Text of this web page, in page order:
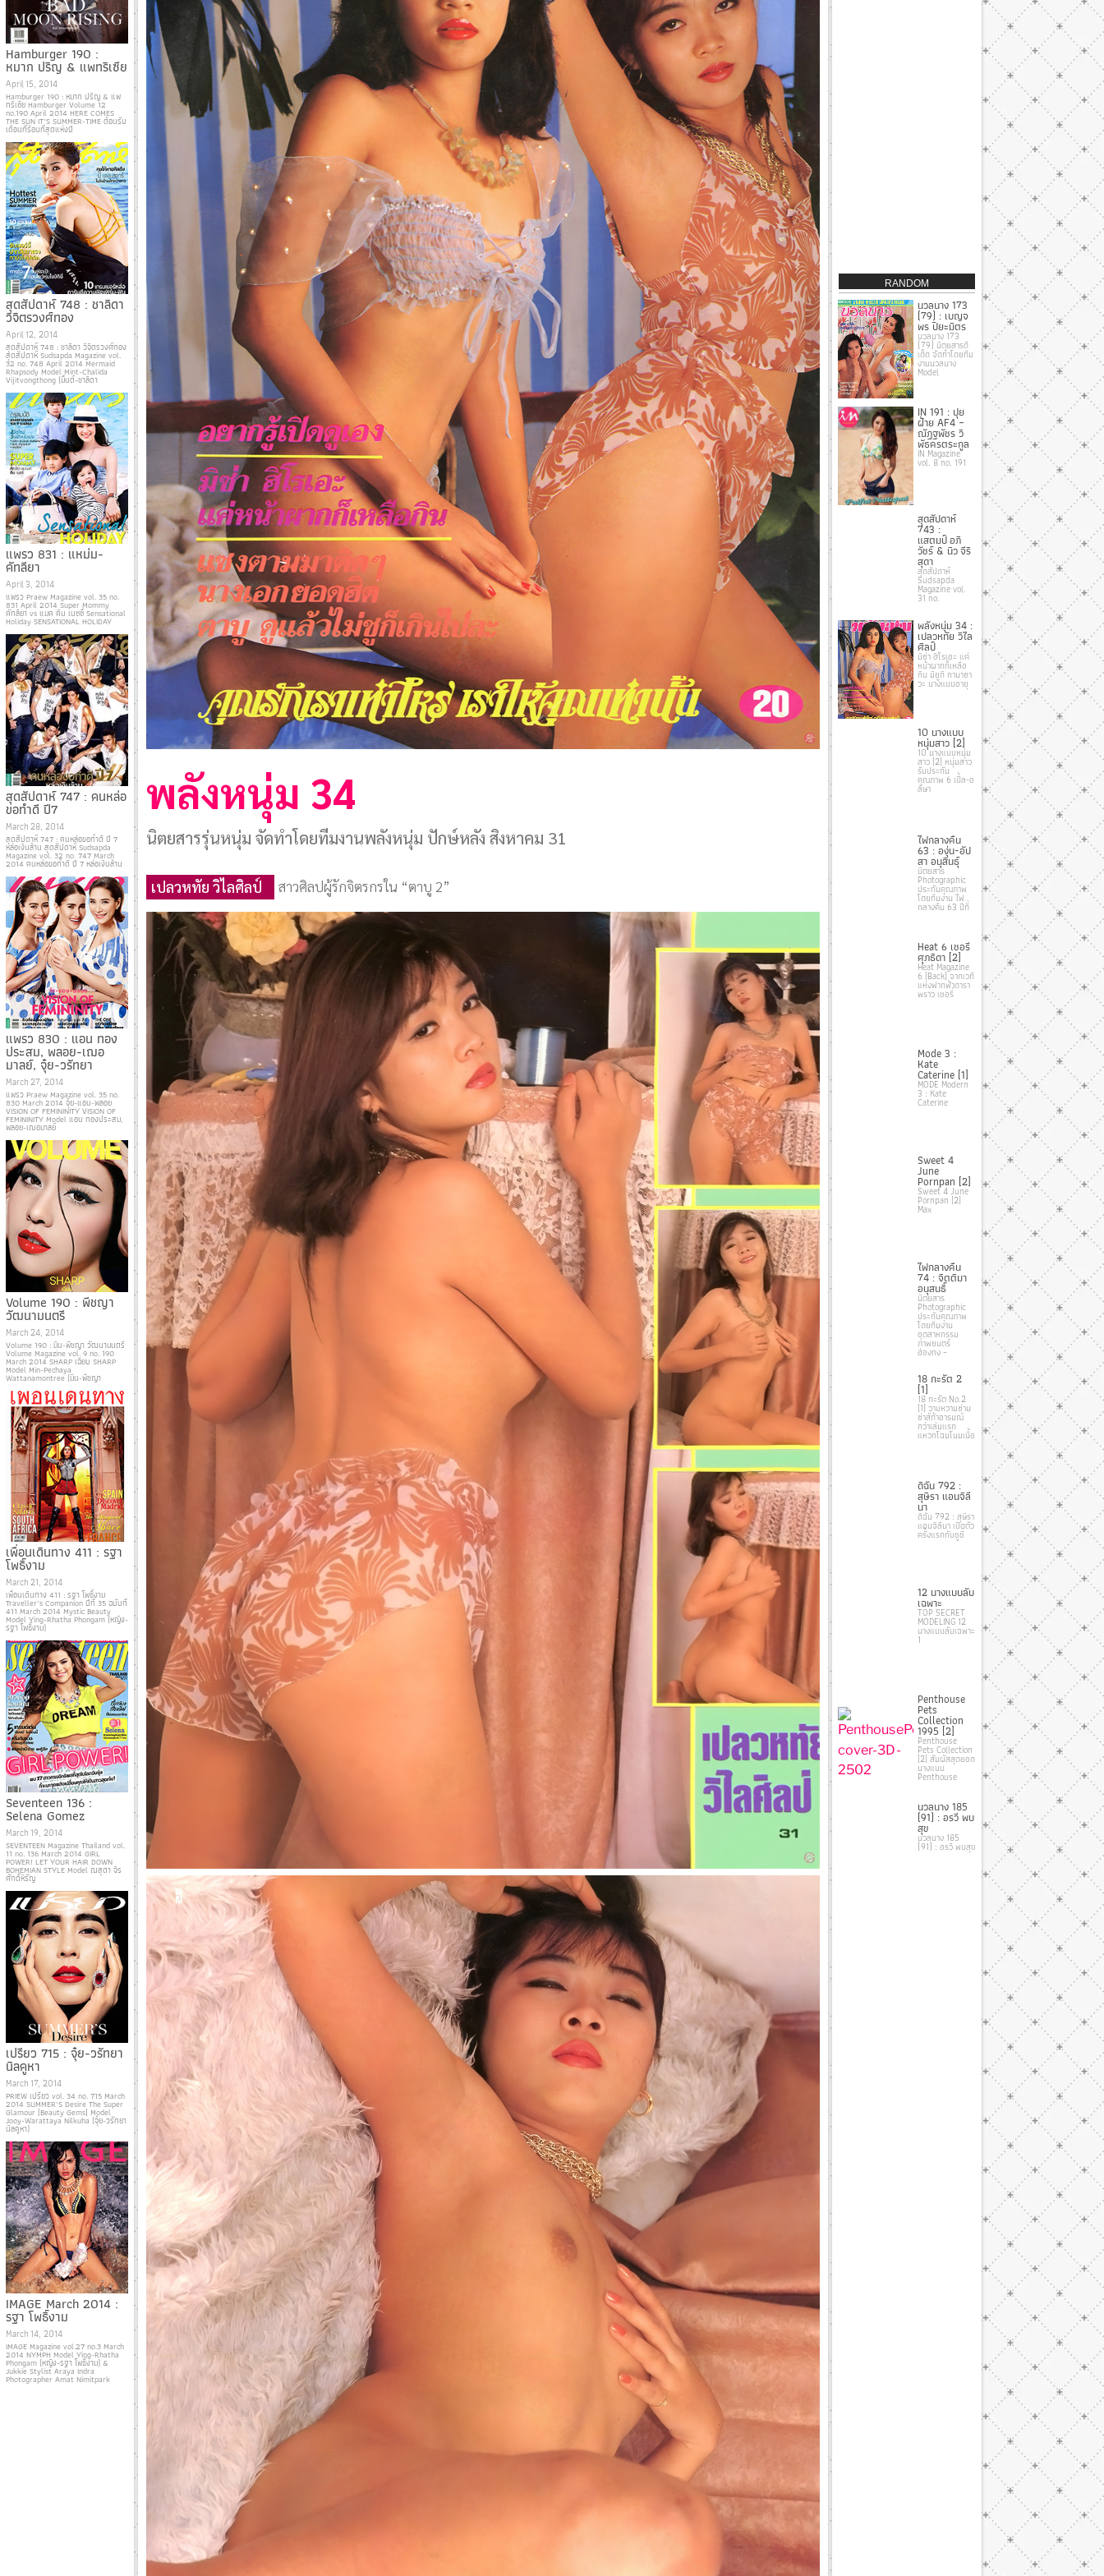
Hamburger 190 :
หมาก ปริญ & แพทริเซีย
April 15, 2014
Hamburger 190 : หมาก ปริญ & แพ
ทริเซีย Hamburger Volume 12
no.190 April 2014 HERE COMES
THE SUN IT’S SUMMER-TIME ต้อนรับ
เดือนที่ร้อนที่สุดแห่งปี
สุดสัปดาห์ 748 : ชาลิดา
วิจิตรวงศ์ทอง
April 12, 2014
สุดสัปดาห์ 748 : ชาลิดา วิจิตรวงศ์ทอง
สุดสัปดาห์ Sudsapda Magazine vol.
32 no. 748 April 2014 Mermaid
Rhapsody Model Mint-Chalida
Vijitvongthong (มิ้นต์-ชาลิดา
แพรว 831 : แหม่ม-
คัทลียา
April 3, 2014
แพรว Praew Magazine vol. 35 no.
831 April 2014 Super Mommy
คัทลียา vs แมค คิน เนซซี่ Sensational
Holiday SENSATIONAL HOLIDAY
สุดสัปดาห์ 747 : คนหล่อ
ขอทำดี ปี7
March 28, 2014
สุดสัปดาห์ 747 : คนหล่อขอทำดี ปี 7
หล่อเงินล้าน สุดสัปดาห์ Sudsapda
Magazine vol. 32 no. 747 March
2014 คนหล่อขอทำดี ปี 7 หล่อเงินล้าน
แพรว 830 : แอน ทอง
ประสม, พลอย-เฌอ
มาลย์, จุ๋ย-วรัทยา
March 27, 2014
แพรว Praew Magazine vol. 35 no.
830 March 2014 จุ๋ย-แอน-พลอย
VISION OF FEMININITY VISION OF
FEMININITY Model แอน ทองประสม,
พลอย-เฌอมาลย์
Volume 190 : พีชญา
วัฒนามนตรี
March 24, 2014
Volume 190 : มิน-พีชญา วัฒนามนตรี
Volume Magazine vol. 9 no. 190
March 2014 SHARP เฉียบ SHARP
Model Min-Pechaya
Wattanamontree (มิน-พีชญา
เพื่อนเดินทาง 411 : รฐา
โพธิ์งาม
March 21, 2014
เพื่อนเดินทาง 411 : รฐา โพธิ์งาม
Traveller’s Companion ปีที่ 35 ฉบับที่
411 March 2014 Mystic Beauty
Model Ying-Rhatha Phongam (หญิง-
รฐา โพธิ์งาม)
Seventeen 136 :
Selena Gomez
March 19, 2014
SEVENTEEN Magazine Thailand vol.
11 no. 136 March 2014 GIRL
POWER! LET YOUR HAIR DOWN
BOHEMIAN STYLE Model ณสุดา จิร
ศักดิ์หิรัญ
เปรียว 715 : จุ๋ย-วรัทยา
นิลคูหา
March 17, 2014
PRIEW เปรียว vol. 34 no. 715 March
2014 SUMMER’S Desire The Super
Glamour [Beauty Gems] Model
Jooy-Warattaya Nilkuha (จุ๋ย-วรัทยา
นิลคูหา)
IMAGE March 2014 :
รฐา โพธิ์งาม
March 14, 2014
IMAGE Magazine vol.27 no.3 March
2014 NYMPH Model Ying-Rhatha
Phongam (หญิง-รฐา โพธิ์งาม) &
Jukkie Stylist Araya Indra
Photographer Amat Nimitpark
พลังหนุ่ม 34
นิตยสารรุ่นหนุ่ม จัดทำโดยทีมงานพลังหนุ่ม ปักษ์หลัง สิงหาคม 31
เปลวหทัย วิไลศิลป์ สาวศิลปผู้รักจิตรกรใน “ตาบู 2”
RANDOM
นวลนาง 173
(79) : เบญจ
พร ปิยะมิตร
นวลนาง 173
(79) นิตยสารดี
เด็ด จัดทําโดยทีม
งานนวลนาง
Model
IN 191 : ปุย
ฝ้าย AF4 –
ณัฏฐพัชร วิ
พัธครตระกูล
IN Magazine
vol. 8 no. 191
สุดสัปดาห์
743 :
แสตมป์ อภิ
วัชร์ & นิว จีริ
สุดา
สุดสัปดาห์
Sudsapda
Magazine vol.
31 no.
พลังหนุ่ม 34 :
เปลวหทัย วิไล
ศิลป์
มิซ่า ฮิโรเอะ แค่
หน้าผากก็เหลือ
กิน มิยูกิ กานาซา
วะ นางแบบอายุ
10 นางแบบ
หนุ่มสาว [2]
10 นางแบบหนุ่ม
สาว [2] หนุ่มสาว
รับประกัน
คุณภาพ 6 เปิ้ล-อ
ลิษา
ไฟกลางคืน
63 : องุ่น-อัป
สา อนุสินธุ์
นิตยสาร
Photographic
ประกันคุณภาพ
โดยทีมงาน ไฟ
กลางคืน 63 ปีที่
Heat 6 เชอรี่
ศุภธิดา [2]
Heat Magazine
6 [Back] จากเวที
แห่งฟากฟ้าดารา
พราว เชอรี่
Mode 3 :
Kate
Caterine [1]
MODE Modern
3 : Kate
Caterine
Sweet 4
June
Pornpan [2]
Sweet 4 June
Pornpan [2]
Max
ไฟกลางคืน
74 : จิตติมา
อนุสนธิ์
นิตยสาร
Photographic
ประกันคุณภาพ
โดยทีมงาน
อุตสาหกรรม
ภาพยนตร์
ฮ่องกง –
18 กะรัต 2
[1]
18 กะรัต No.2
[1] วาบหวามซ่าน
ซ่าส์ท้าอารมณ์
กว่าเล่มแรก
แหวกโฉมโนมเนื้อ
ดิฉัน 792 :
สุษิรา แอนจิลี
นา
ดิฉัน 792 : สุษิรา
แอนจิลีนา เปิดตัว
ครั้งแรกกับชูชี่
12 นางแบบลับ
เฉพาะ
TOP SECRET
MODELING 12
นางแบบลับเฉพาะ
1
Penthouse
Pets
Collection
1995 [2]
Penthouse
Pets Collection
[2] สัมผัสสุดยอด
นางแบบ
Penthouse
นวลนาง 185
(91) : อรวี พบ
สุข
นวลนาง 185
(91) : อรวี พบสุข